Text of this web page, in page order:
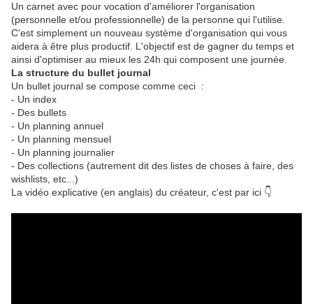
Un carnet avec pour vocation d'améliorer l'organisation
(personnelle et/ou professionnelle) de la personne qui l'utilise.
C'est simplement un nouveau système d'organisation qui vous
aidera à être plus productif. L'objectif est de gagner du temps et
ainsi d'optimiser au mieux les 24h qui composent une journée.
La structure du bullet journal
Un bullet journal se compose comme ceci :
- Un index
- Des bullets
- Un planning annuel
- Un planning mensuel
- Un planning journalier
- Des collections (autrement dit des listes de choses à faire, des
wishlists, etc...)
La vidéo explicative (en anglais) du créateur, c'est par ici 👇